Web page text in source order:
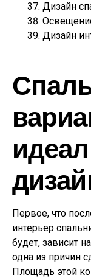
Дизайн
Дизайн
Первое, что
интерьер
будет, зависит
одна из причин
Площадь этой